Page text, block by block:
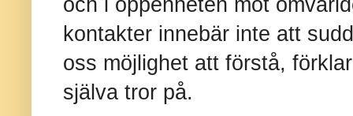
kontakter innebär inte att
oss möjlighet att förstå,
själva tror på.